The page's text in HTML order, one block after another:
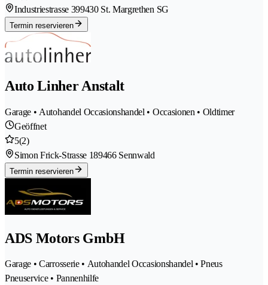
Industriestrasse 399430 St. Margrethen SG
Termin reservieren
Auto Linher Anstalt
Garage • Autohandel Occasionshandel • Occasionen • Oldtimer
Geöffnet
5(2)
Simon Frick-Strasse 189466 Sennwald
Termin reservieren
ADS Motors GmbH
Garage • Carrosserie • Autohandel Occasionshandel • Pneus
Pneuservice • Pannenhilfe